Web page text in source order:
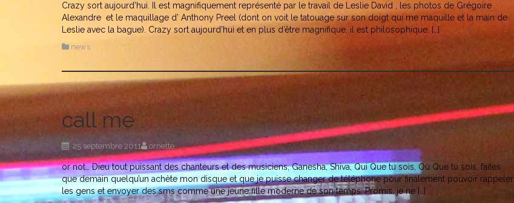
Crazy sort aujourd’hui. Il est magnifiquement représenté par le travail de Leslie David , les photos de Grégoire
Alexandre et le maquillage d’ Anthony Preel (dont on voit le tatouage sur son doigt qui me maquille et la main de
Leslie avec la bague). Crazy sort aujourd’hui et en plus d’être magnifique, il est philosophique. […]
news
call me
25 septembre 2011 ornette
or not… Dieu tout puissant des chanteurs et des musiciens, Ganesha, Shiva, Qui Que tu sois, Où Que tu sois, faites
que demain quelqu’un achète mon disque et que je puisse changer de téléphone pour finalement pouvoir rappeler
les gens et envoyer des sms comme une jeune fille moderne de son temps. Promis, je ne […]